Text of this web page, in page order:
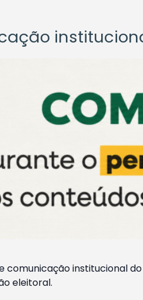
comunicação institucional
eleitoral.